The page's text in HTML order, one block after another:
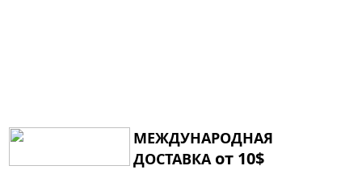
МЕЖДУНАРОДНАЯ
ДОСТАВКА от 10$